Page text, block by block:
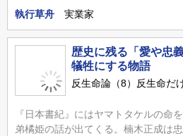
執行草舟 実業家
歴史に残る「愛や忠
犠牲にする物語
反生命論（8）反生命だ
『日本書紀』にはヤマトタケルの命
弟橘姫の話が出てくる。楠木正成は